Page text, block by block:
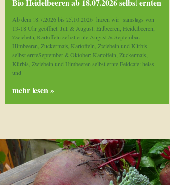
Bio Heidelbeeren ab 18.07.2026 selbst ernten
Ab dem 18.7.2026 bis 25.10.2026 haben wir samstags von
13-18 Uhr geöffnet. Juli & August: Erdbeeren, Heidelbeeren,
Zwiebeln, Kartoffeln selbst ernte August & September:
Himbeeren, Zuckermais, Kartoffeln, Zwiebeln und Kürbis
selbst ernteSeptember & Oktober: Kartoffeln, Zuckermais,
Kürbis, Zwiebeln und Himbeeren selbst ernte Feldcafe: heiss
und
mehr lesen »